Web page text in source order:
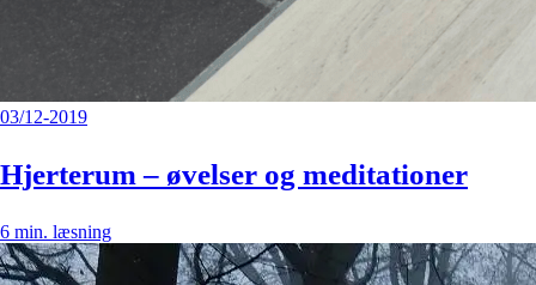
03/12-2019
Hjerterum – øvelser og meditationer
6 min. læsning